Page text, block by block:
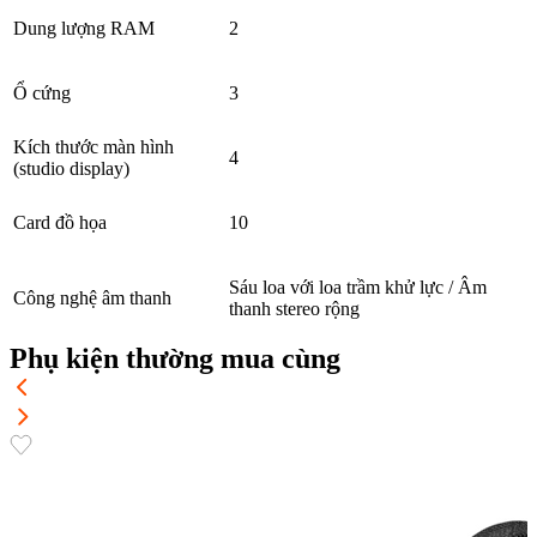
Dung lượng RAM 2
Ổ cứng 3
Kích thước màn hình
(studio display)
4
Card đồ họa 10
Công nghệ âm thanh
Sáu loa với loa trầm khử lực / Âm
thanh stereo rộng
Phụ kiện thường mua cùng